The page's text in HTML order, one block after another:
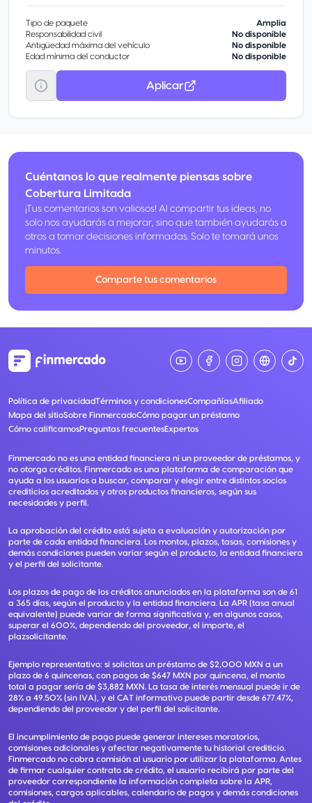
Tipo de paquete
Amplia
Responsabilidad civil
No disponible
Antigüedad máxima del vehículo
No disponible
Edad mínima del conductor
No disponible
Aplicar
Cuéntanos lo que realmente piensas sobre
Cobertura Limitada
¡Tus comentarios son valiosos! Al compartir tus ideas, no
solo nos ayudarás a mejorar, sino que también ayudarás a
otros a tomar decisiones informadas. Solo te tomará unos
minutos.
Comparte tus comentarios
Política de privacidadTérminos y condicionesCompañíasAfiliado
Mapa del sitioSobre FinmercadoCómo pagar un préstamo
Cómo calificamosPreguntas frecuentesExpertos
Finmercado no es una entidad financiera ni un proveedor de préstamos, y
no otorga créditos. Finmercado es una plataforma de comparación que
ayuda a los usuarios a buscar, comparar y elegir entre distintos socios
crediticios acreditados y otros productos financieros, según sus
necesidades y perfil.
La aprobación del crédito está sujeta a evaluación y autorización por
parte de cada entidad financiera. Los montos, plazos, tasas, comisiones y
demás condiciones pueden variar según el producto, la entidad financiera
y el perfil del solicitante.
Los plazos de pago de los créditos anunciados en la plataforma son de 61
a 365 días, según el producto y la entidad financiera. La APR (tasa anual
equivalente) puede variar de forma significativa y, en algunos casos,
superar el 600%, dependiendo del proveedor, el importe, el
plazsolicitante.
Ejemplo representativo: si solicitas un préstamo de $2,000 MXN a un
plazo de 6 quincenas, con pagos de $647 MXN por quincena, el monto
total a pagar sería de $3,882 MXN. La tasa de interés mensual puede ir de
28% a 49.50% (sin IVA), y el CAT informativo puede partir desde 677.47%,
dependiendo del proveedor y del perfil del solicitante.
El incumplimiento de pago puede generar intereses moratorios,
comisiones adicionales y afectar negativamente tu historial crediticio.
Finmercado no cobra comisión al usuario por utilizar la plataforma. Antes
de firmar cualquier contrato de crédito, el usuario recibirá por parte del
proveedor correspondiente la información completa sobre la APR,
comisiones, cargos aplicables, calendario de pagos y demás condiciones